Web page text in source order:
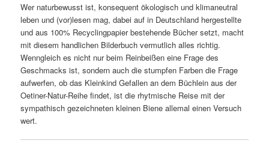
Wer naturbewusst ist, konsequent ökologisch und klimaneutral
leben und (vor)lesen mag, dabei auf in Deutschland hergestellte
und aus 100% Recyclingpapier bestehende Bücher setzt, macht
mit diesem handlichen Bilderbuch vermutlich alles richtig.
Wenngleich es nicht nur beim Reinbeißen eine Frage des
Geschmacks ist, sondern auch die stumpfen Farben die Frage
aufwerfen, ob das Kleinkind Gefallen an dem Büchlein aus der
Oetiner-Natur-Reihe findet, ist die rhytmische Reise mit der
sympathisch gezeichneten kleinen Biene allemal einen Versuch
wert.